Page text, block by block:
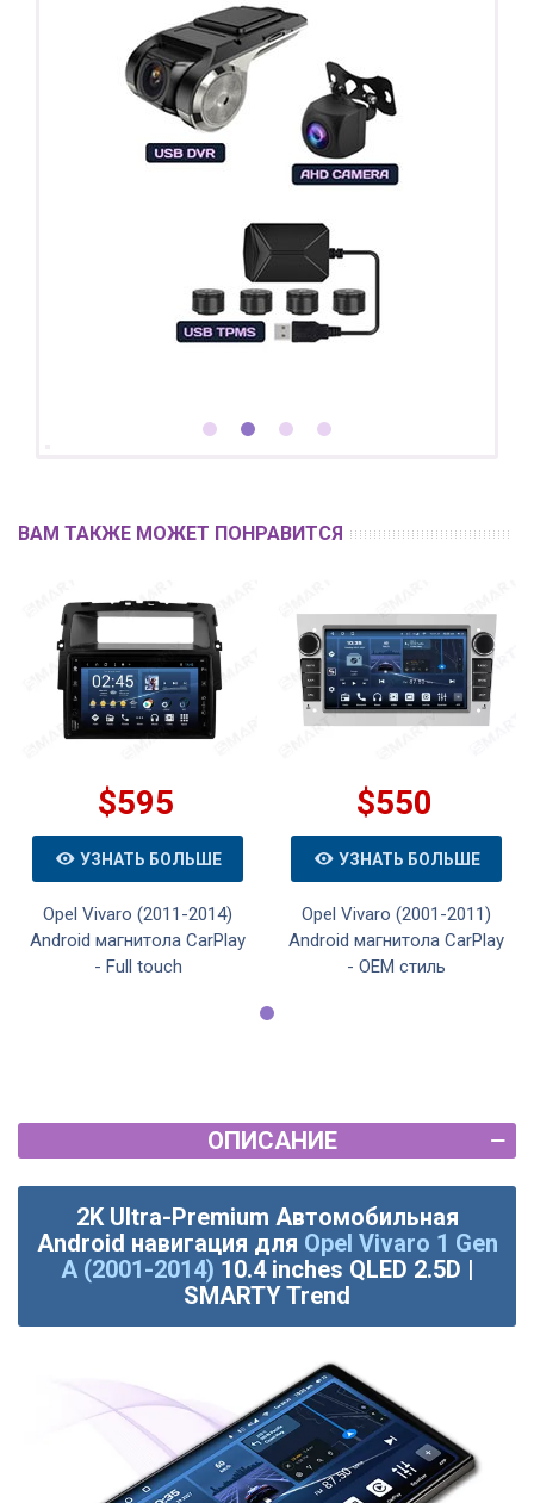
ВАМ ТАКЖЕ МОЖЕТ ПОНРАВИТСЯ
$595
УЗНАТЬ БОЛЬШЕ
Opel Vivaro (2011-2014)
Android магнитола CarPlay
- Full touch
$550
УЗНАТЬ БОЛЬШЕ
Opel Vivaro (2001-2011)
Android магнитола CarPlay
- OEM стиль
ОПИСАНИЕ
2K Ultra-Premium Автомобильная
Android навигация для Opel Vivaro 1 Gen
A (2001-2014) 10.4 inches QLED 2.5D |
SMARTY Trend